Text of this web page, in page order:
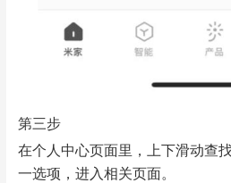
第三步
在个人中心页面里，上下滑动查
一选项，进入相关页面。